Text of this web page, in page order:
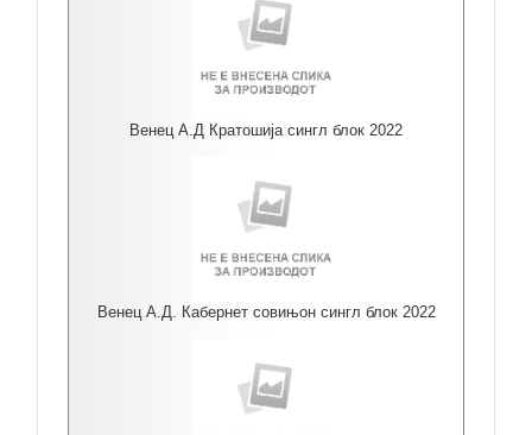
Венец А.Д Кратошија сингл блок 2022
Венец А.Д. Кабернет совињон сингл блок 2022